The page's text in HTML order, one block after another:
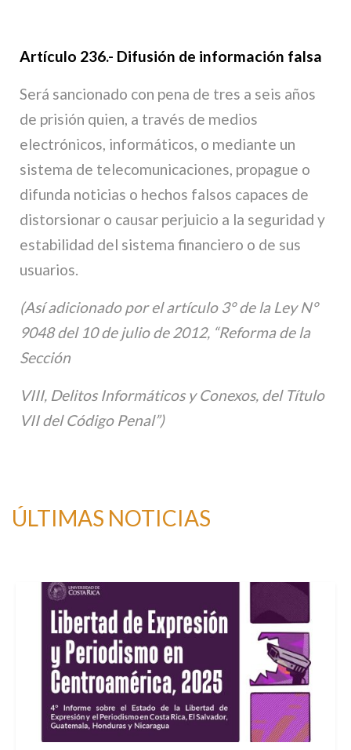
Artículo 236.- Difusión de información falsa
Será sancionado con pena de tres a seis años
de prisión quien, a través de medios
electrónicos, informáticos, o mediante un
sistema de telecomunicaciones, propague o
difunda noticias o hechos falsos capaces de
distorsionar o causar perjuicio a la seguridad y
estabilidad del sistema financiero o de sus
usuarios.
(Así adicionado por el artículo 3° de la Ley N°
9048 del 10 de julio de 2012, “Reforma de la
Sección
VIII, Delitos Informáticos y Conexos, del Título
VII del Código Penal”)
ÚLTIMAS NOTICIAS